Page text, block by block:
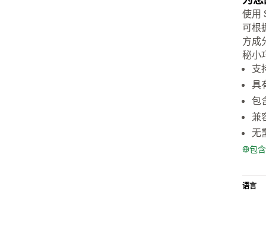
使用
可根
方成
秘小
支
具
包
兼
无
包
语言